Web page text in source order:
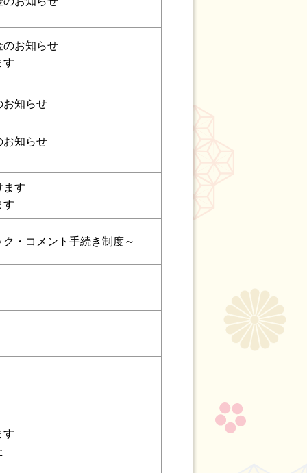
のお知らせ
す
お知らせ
お知らせ
ます
す
・コメント手続き制度～
す